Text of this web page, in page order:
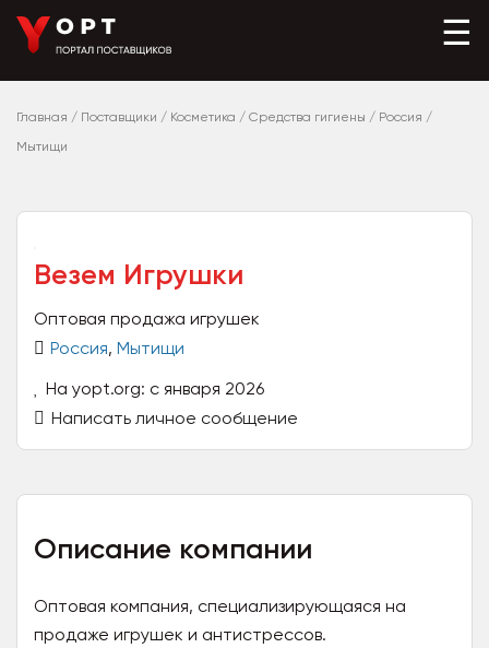
☰
Главная / Поставщики / Косметика / Средства гигиены / Россия /
Мытищи
Везем Игрушки
Оптовая продажа игрушек
Россия, Мытищи
На yopt.org: с января 2026
Написать личное сообщение
Описание компании
Оптовая компания, специализирующаяся на
продаже игрушек и антистрессов.